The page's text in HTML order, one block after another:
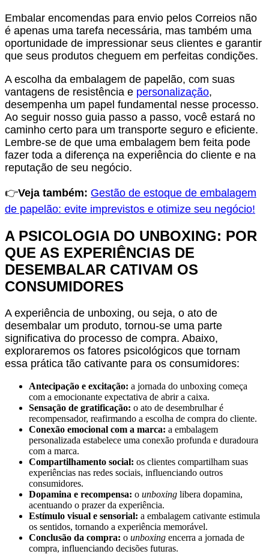
Embalar encomendas para envio pelos Correios não
é apenas uma tarefa necessária, mas também uma
oportunidade de impressionar seus clientes e garantir
que seus produtos cheguem em perfeitas condições.
A escolha da embalagem de papelão, com suas
vantagens de resistência e personalização,
desempenha um papel fundamental nesse processo.
Ao seguir nosso guia passo a passo, você estará no
caminho certo para um transporte seguro e eficiente.
Lembre-se de que uma embalagem bem feita pode
fazer toda a diferença na experiência do cliente e na
reputação de seu negócio.
👉Veja também: Gestão de estoque de embalagem
de papelão: evite imprevistos e otimize seu negócio!
A PSICOLOGIA DO UNBOXING: POR
QUE AS EXPERIÊNCIAS DE
DESEMBALAR CATIVAM OS
CONSUMIDORES
A experiência de unboxing, ou seja, o ato de
desembalar um produto, tornou-se uma parte
significativa do processo de compra. Abaixo,
exploraremos os fatores psicológicos que tornam
essa prática tão cativante para os consumidores:
Antecipação e excitação: a jornada do unboxing começa
com a emocionante expectativa de abrir a caixa.
Sensação de gratificação: o ato de desembrulhar é
recompensador, reafirmando a escolha de compra do cliente.
Conexão emocional com a marca: a embalagem
personalizada estabelece uma conexão profunda e duradoura
com a marca.
Compartilhamento social: os clientes compartilham suas
experiências nas redes sociais, influenciando outros
consumidores.
Dopamina e recompensa: o unboxing libera dopamina,
acentuando o prazer da experiência.
Estímulo visual e sensorial: a embalagem cativante estimula
os sentidos, tornando a experiência memorável.
Conclusão da compra: o unboxing encerra a jornada de
compra, influenciando decisões futuras.